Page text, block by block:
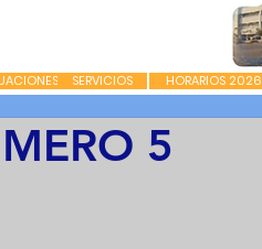
SERVICIOS HORARIOS 2026
5